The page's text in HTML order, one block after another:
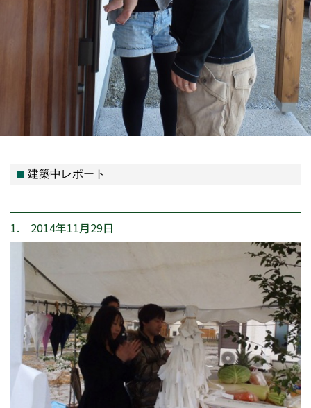
建築中レポート
1. 2014年11月29日